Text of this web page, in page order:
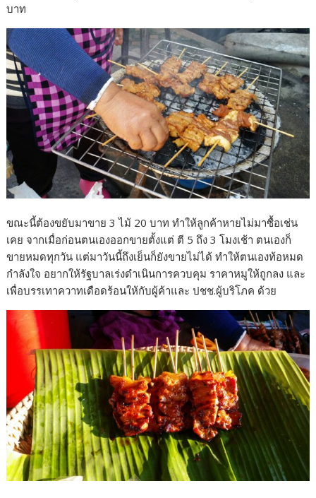
บาท
ขณะนี้ต้องขยับมาขาย 3 ไม้ 20 บาท ทำให้ลูกค้าหายไม่มาซื้อเช่น
เคย จากเมื่อก่อนตนเองออกขายตั้งแต่ ตี 5 ถึง 3 โมงเช้า ตนเองก็
ขายหมดทุกวัน แต่มาวันนี้ถึงเย็นก็ยังขายไม่ได้ ทำให้ตนเองท้อหมด
กำลังใจ อยากให้รัฐบาลเร่งดำเนินการควบคุม ราคาหมูให้ถูกลง และ
เพื่อบรรเทาควาทเดือดร้อนให้กับผู้ค้าและ ปชช.ผู้บริโภค ด้วย